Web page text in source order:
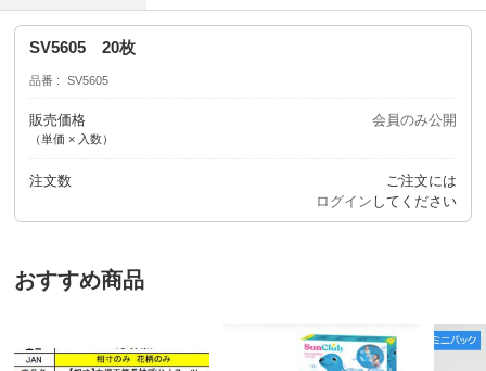
SV5605 20枚
品番 SV5605
販売価格
（単価 × 入数）
会員のみ公開
注文数
ご注文には
ログイン してください
おすすめ商品